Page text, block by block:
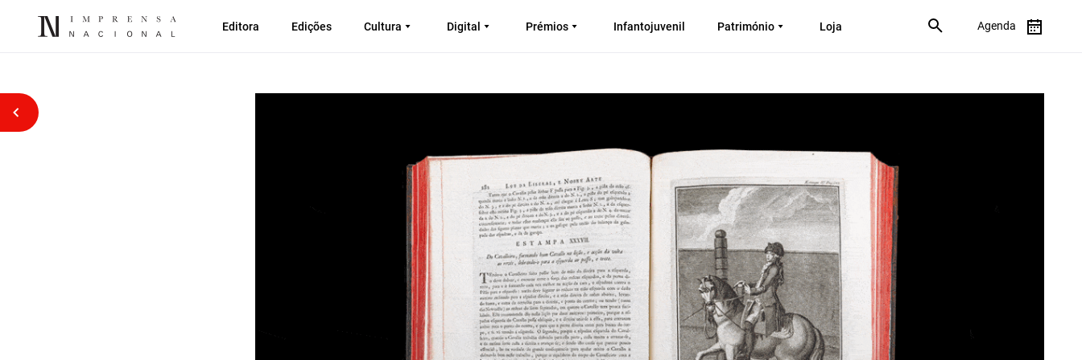
Editora Edições Cultura Digital Prémios Infantojuvenil Património Loja Agenda
Voltar atrás